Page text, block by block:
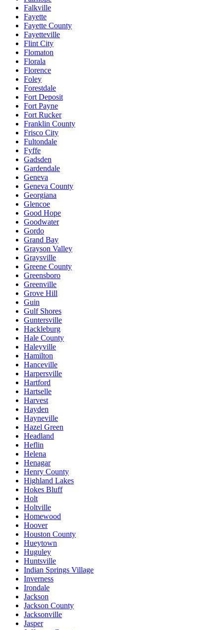
Falkville
Fayette
Fayette County
Fayetteville
Flint City
Flomaton
Florala
Florence
Foley
Forestdale
Fort Deposit
Fort Payne
Fort Rucker
Franklin County
Frisco City
Fultondale
Fyffe
Gadsden
Gardendale
Geneva
Geneva County
Georgiana
Glencoe
Good Hope
Goodwater
Gordo
Grand Bay
Grayson Valley
Graysville
Greene County
Greensboro
Greenville
Grove Hill
Guin
Gulf Shores
Guntersville
Hackleburg
Hale County
Haleyville
Hamilton
Hanceville
Harpersville
Hartford
Hartselle
Harvest
Hayden
Hayneville
Hazel Green
Headland
Heflin
Helena
Henagar
Henry County
Highland Lakes
Hokes Bluff
Holt
Holtville
Homewood
Hoover
Houston County
Hueytown
Huguley
Huntsville
Indian Springs Village
Inverness
Irondale
Jackson
Jackson County
Jacksonville
Jasper